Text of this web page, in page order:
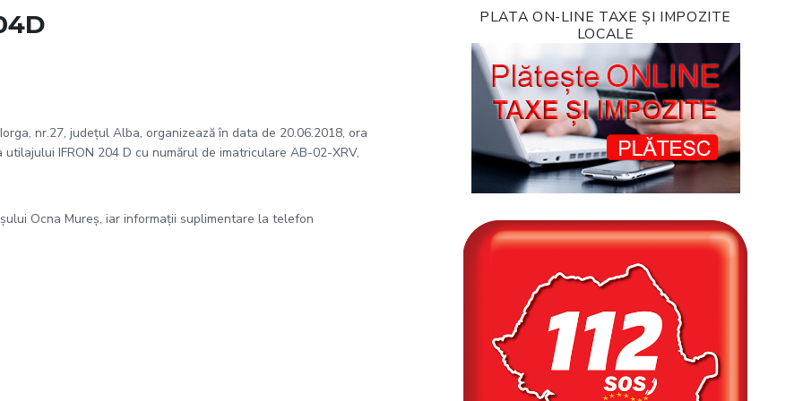
nr.27, judeţul Alba, organizează în data de 20.06.2018, ora
utilajului IFRON 204 D cu numărul de imatriculare AB-02-XRV,
Ocna Mureş, iar informaţii suplimentare la telefon
PLATA ON-LINE TAXE ȘI IMPOZITE
LOCALE